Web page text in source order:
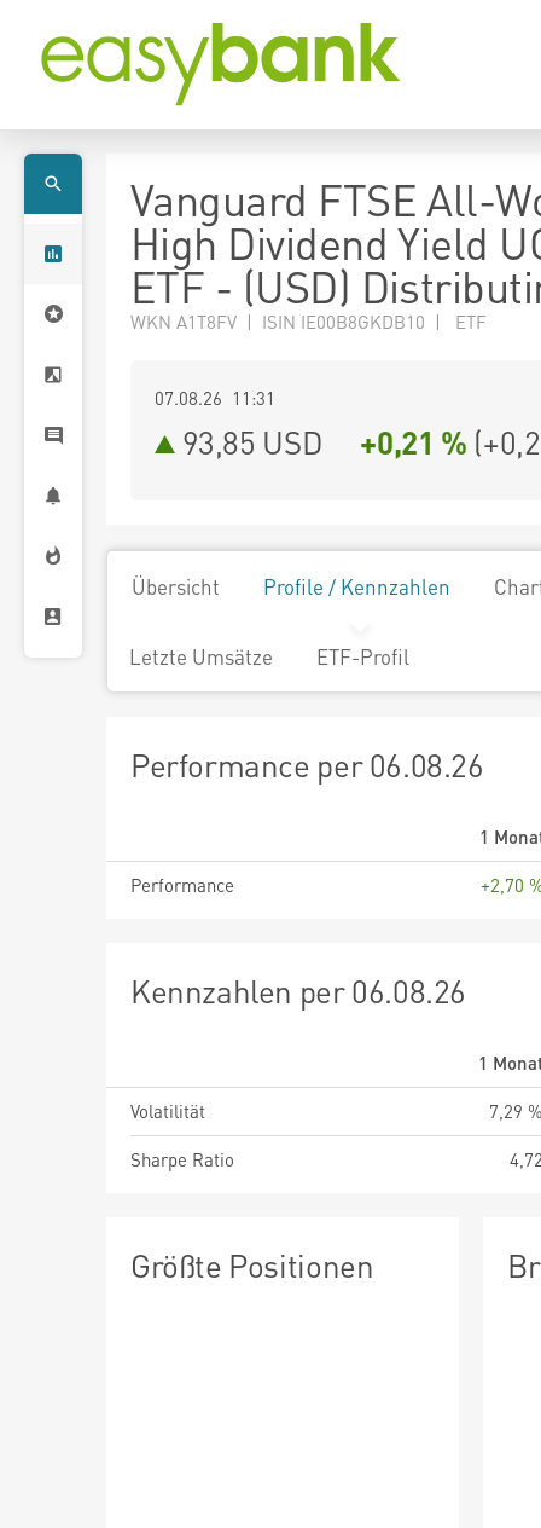
Vanguard FTSE All-
High Dividend Yield
ETF - (USD)
WKN A1T8FV | ISIN IE00B8GKDB10 | ETF
07.08.26 11:31
93,85 USD +0,21 % (
Übersicht Profile / Kennzahlen
Letzte Umsätze ETF-Profil
Performance per 06.08.26
1
Performance
+2,70
Kennzahlen per 06.08.26
1
Volatilität
7,29
Sharpe Ratio
Größte Positionen